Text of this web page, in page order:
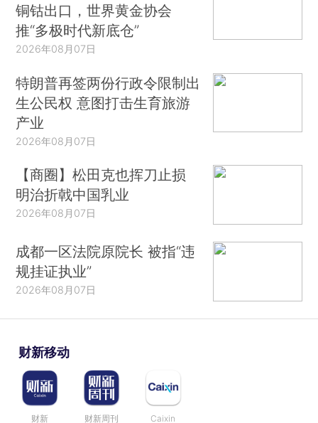
铜钴出口，世界黄金协会
推“多极时代新底仓”
2026年08月07日
特朗普再签两份行政令限制出
生公民权 意图打击生育旅游
产业
2026年08月07日
【商圈】松田克也挥刀止损
明治折戟中国乳业
2026年08月07日
成都一区法院原院长 被指“违
规挂证执业”
2026年08月07日
财新移动
财新 财新周刊 Caixin